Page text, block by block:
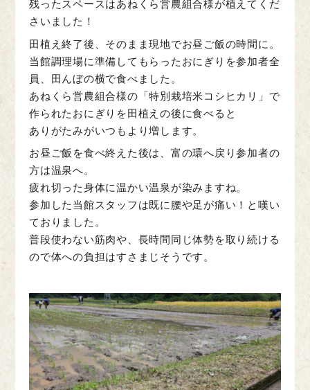
残ったスペースはあねくら営農組合様が植えてくだ
さいました！
田植え終了後、そのまま現地でお昼ご飯の時間に。
当館調理場に準備してもらったおにぎりを参加者全
員、田んぼの横で食べました。
あねくら営農組合様の「特別栽培米コシヒカリ」で
作られたおにぎりを田植えの後に食べると
ありがたみがいつもより増します。
お昼ご飯を食べ終えた後は、富の環へ戻り参加者の
方は温泉へ。
疲れ切った身体に温かい温泉が染みますね。
参加した当館スタッフは既に腰や足が痛い！と嘆い
ておりました。
普段使わない筋肉や、長時間同じ体勢を取り続ける
ので体への負担はすさまじそうです。